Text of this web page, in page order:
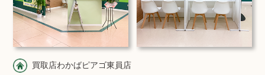
買取店わかばピアゴ東員店